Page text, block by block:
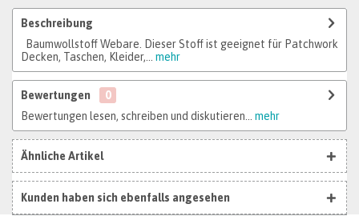
Beschreibung
Baumwollstoff Webare. Dieser Stoff ist geeignet für Patchwork
Decken, Taschen, Kleider,...
mehr
Bewertungen
0
Bewertungen lesen, schreiben und diskutieren...
mehr
Ähnliche Artikel
Kunden haben sich ebenfalls angesehen